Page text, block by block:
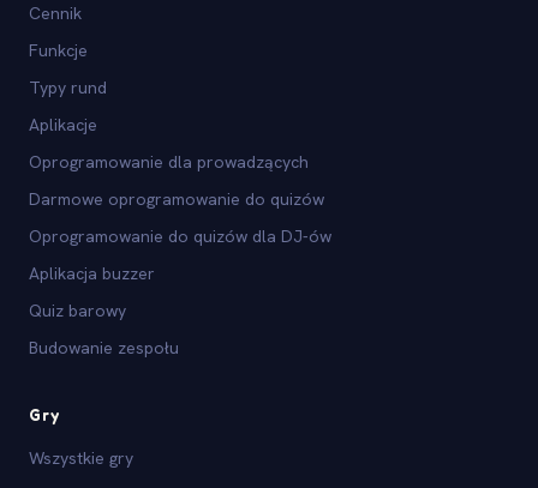
Cennik
Funkcje
Typy rund
Aplikacje
Oprogramowanie dla prowadzących
Darmowe oprogramowanie do quizów
Oprogramowanie do quizów dla DJ-ów
Aplikacja buzzer
Quiz barowy
Budowanie zespołu
Gry
Wszystkie gry